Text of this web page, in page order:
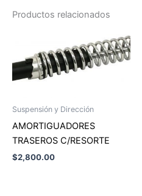
Productos relacionados
Suspensión y Dirección
AMORTIGUADORES
TRASEROS C/RESORTE
$2,800.00